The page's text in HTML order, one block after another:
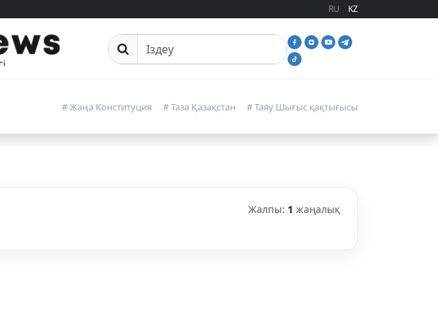
RU KZ
Сайттан іздеу
# Жаңа Конституция # Таза Қазақстан # Таяу Шығыс қақтығысы
Жалпы: 1 жаңалық